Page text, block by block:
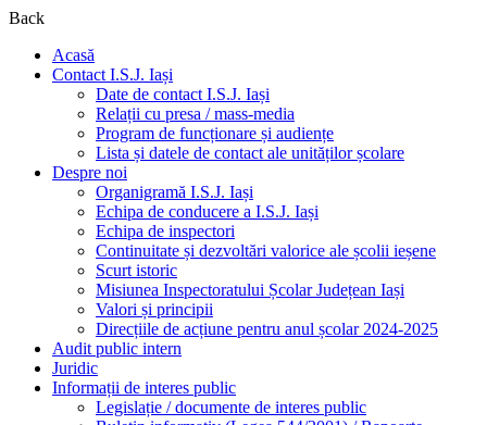
Back
Acasă
Contact I.S.J. Iași
Date de contact I.S.J. Iași
Relații cu presa / mass-media
Program de funcționare și audiențe
Lista și datele de contact ale unităților școlare
Despre noi
Organigramă I.S.J. Iași
Echipa de conducere a I.S.J. Iași
Echipa de inspectori
Continuitate și dezvoltări valorice ale școlii ieșene
Scurt istoric
Misiunea Inspectoratului Școlar Județean Iași
Valori și principii
Direcțiile de acțiune pentru anul școlar 2024-2025
Audit public intern
Juridic
Informații de interes public
Legislație / documente de interes public